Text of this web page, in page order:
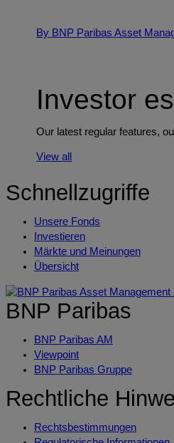
By BNP Paribas Asset
Investor
Our latest regular features,
View all
Schnellzugriffe
Unsere Fonds
Investieren
Märkte und Meinungen
Übersicht
BNP Paribas
BNP Paribas AM
Viewpoint
BNP Paribas Gruppe
Rechtliche
Rechtsbestimmungen